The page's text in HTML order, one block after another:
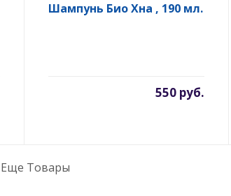
Шампунь Био Хна , 190 мл.
550 руб.
Еще Товары